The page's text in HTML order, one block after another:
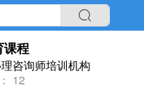
课程
咨询师培训机构
12